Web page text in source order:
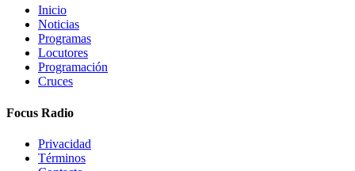
Inicio
Noticias
Programas
Locutores
Programación
Cruces
Focus Radio
Privacidad
Términos